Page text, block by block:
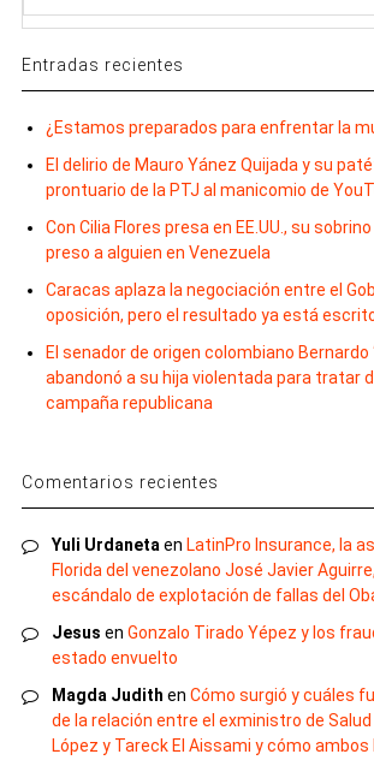
Entradas recientes
¿Estamos preparados para enfrentar la
El delirio de Mauro Yánez Quijada y su
prontuario de la PTJ al manicomio de
Con Cilia Flores presa en EE.UU., su
preso a alguien en Venezuela
Caracas aplaza la negociación entre el
oposición, pero el resultado ya está
El senador de origen colombiano Bernardo
abandonó a su hija violentada para tratar
campaña republicana
Comentarios recientes
Yuli Urdaneta en LatinPro Insurance, la
Florida del venezolano José Javier
escándalo de explotación de fallas del
Jesus en Gonzalo Tirado Yépez y los
estado envuelto
Magda Judith en Cómo surgió y cuáles
de la relación entre el exministro de
López y Tareck El Aissami y cómo